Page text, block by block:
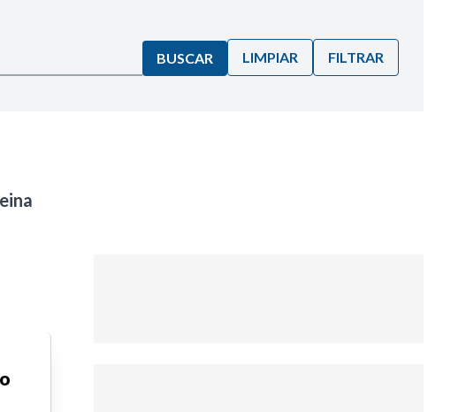
BUSCAR LIMPIAR FILTRAR